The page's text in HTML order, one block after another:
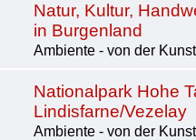
Natur, Kultur,
in Burgenland
Ambiente - von der
Nationalpark Hohe
Lindisfarne/Vezelay
Ambiente - von der